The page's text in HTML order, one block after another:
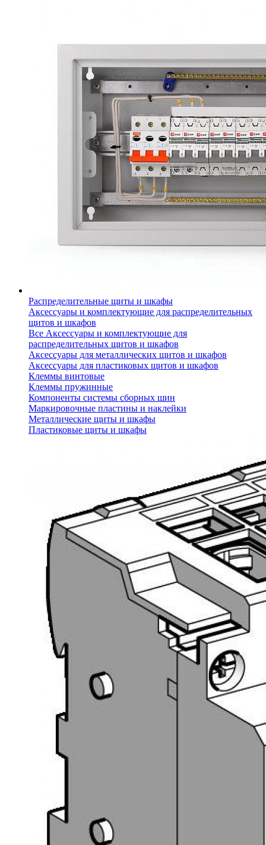
Распределительные щиты и шкафы
Аксессуары и комплектующие для распределительных
щитов и шкафов
Все Аксессуары и комплектующие для
распределительных щитов и шкафов
Аксессуары для металлических щитов и шкафов
Аксессуары для пластиковых щитов и шкафов
Клеммы винтовые
Клеммы пружинные
Компоненты системы сборных шин
Маркировочные пластины и наклейки
Металлические щиты и шкафы
Пластиковые щиты и шкафы